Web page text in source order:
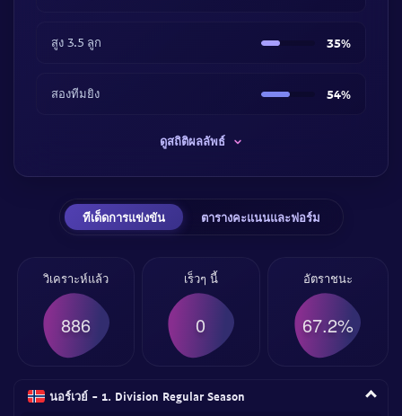
สูง 3.5 ลูก 35%
สองทีมยิง 54%
ดูสถิติผลลัพธ์
ทีเด็ดการแข่งขัน ตารางคะแนนและฟอร์ม
วิเคราะห์แล้ว
886
เร็วๆ นี้
0
อัตราชนะ
67.2%
นอร์เวย์ - 1. Division Regular Season